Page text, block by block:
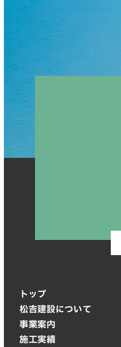
トップ
松吉建設について
事業案内
施工実績